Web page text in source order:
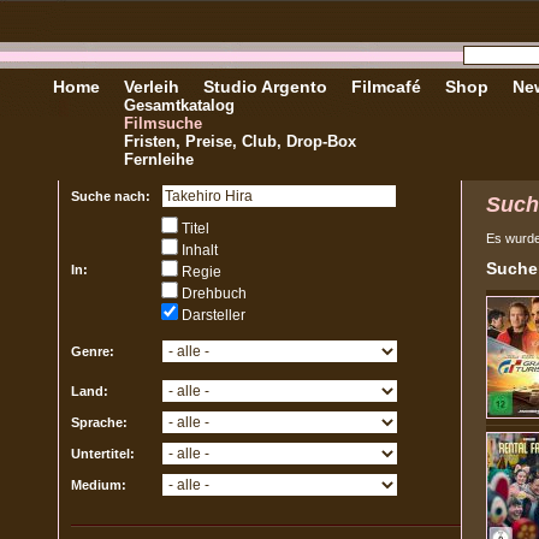
Home Verleih
Gesamtkatalog
Filmsuche
Fristen, Preise, Club, Drop-Box
Fernleihe
Studio Argento Filmcafé Shop
Suche nach:
In:
Titel
Inhalt
Regie
Drehbuch
Darsteller
Genre:
Land:
Sprache:
Untertitel:
Medium:
Es